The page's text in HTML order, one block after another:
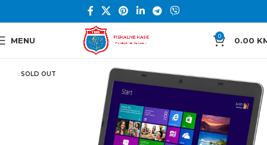
MENU 0 0.00
SOLD OUT